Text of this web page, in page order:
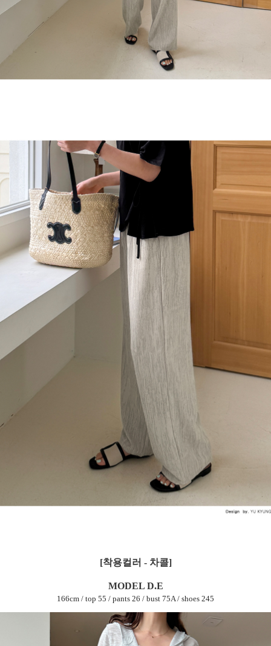
[착용컬러 - 차콜]
MODEL D.E
166cm / top 55 / pants 26 / bust 75A / shoes 245